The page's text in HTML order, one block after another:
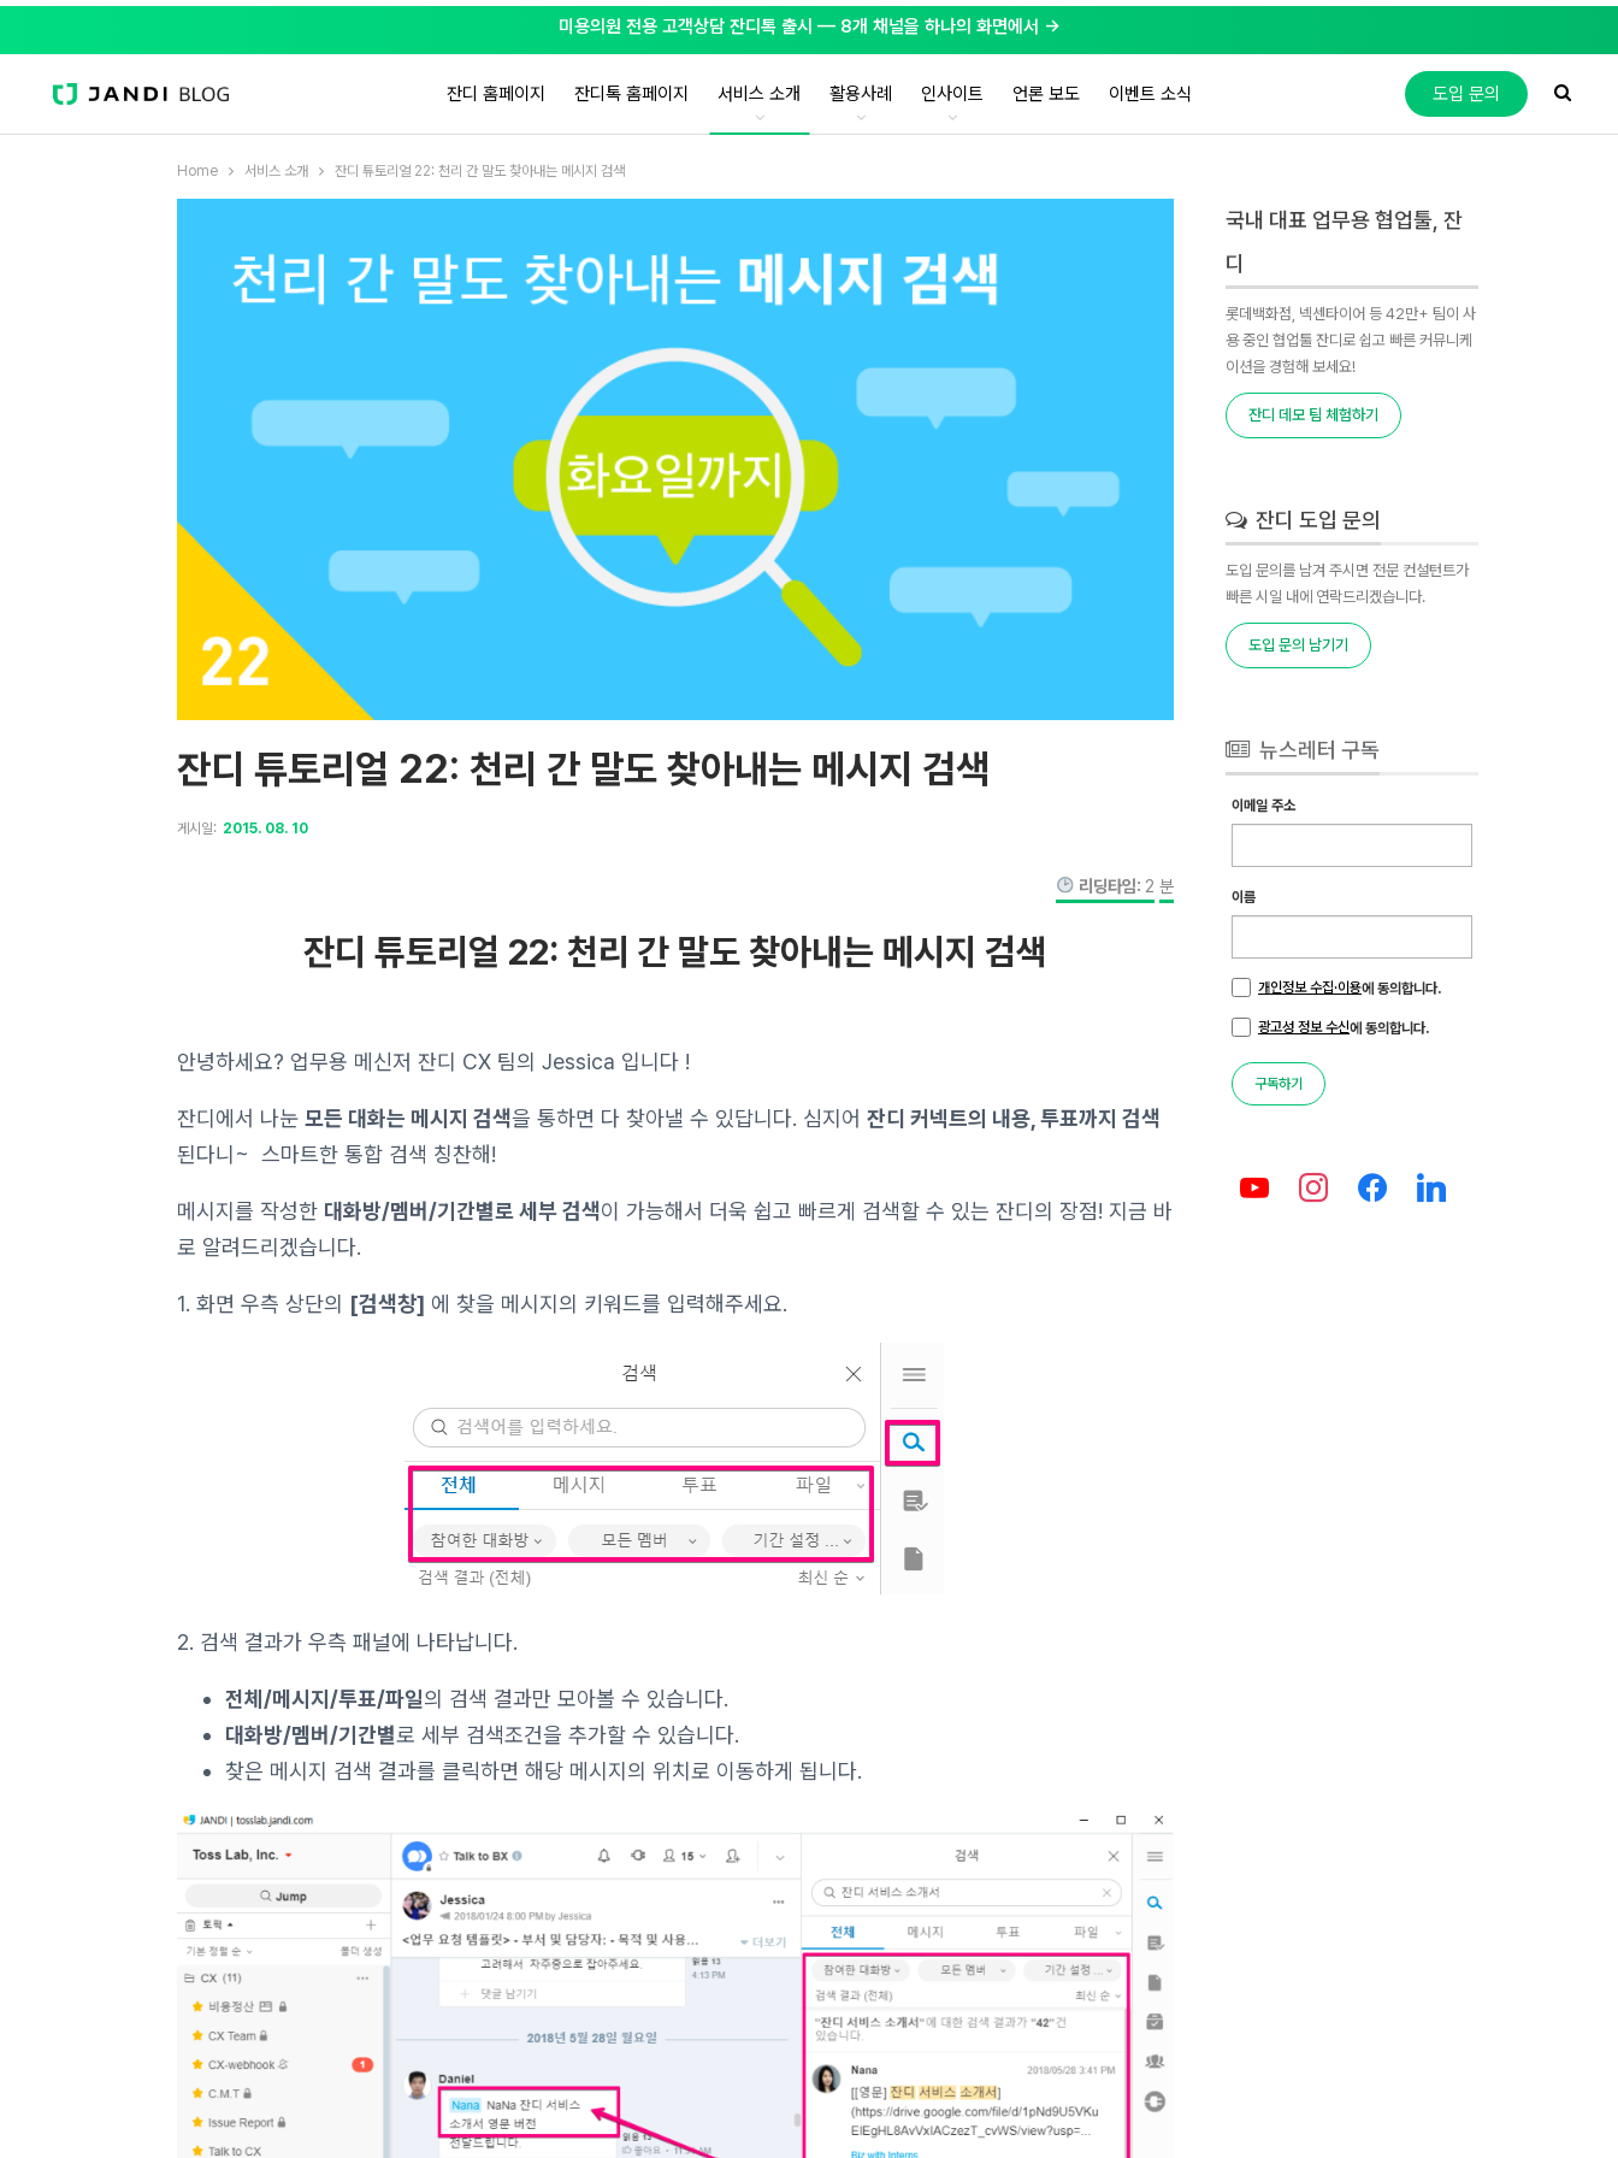
미용의원 전용 고객상담 잔디톡 출시 — 8개 채널을 하나의 화면에서 →
도입 문의
잔디 홈페이지 잔디톡 홈페이지 서비스 소개 활용사례 인사이트 언론 보도 이벤트 소식
Home 서비스 소개 잔디 튜토리얼 22: 천리 간 말도 찾아내는 메시지 검색
잔디 튜토리얼 22: 천리 간 말도 찾아내는 메시지 검색
게시일: 2015. 08. 10
리딩타임: 2 분
잔디 튜토리얼 22: 천리 간 말도 찾아내는 메시지 검색
안녕하세요? 업무용 메신저 잔디 CX 팀의 Jessica 입니다 !
잔디에서 나눈 모든 대화는 메시지 검색을 통하면 다 찾아낼 수 있답니다. 심지어 잔디 커넥트의 내용, 투표까지 검색
된다니~ 스마트한 통합 검색 칭찬해!
메시지를 작성한 대화방/멤버/기간별로 세부 검색이 가능해서 더욱 쉽고 빠르게 검색할 수 있는 잔디의 장점! 지금 바
로 알려드리겠습니다.
1. 화면 우측 상단의 [검색창] 에 찾을 메시지의 키워드를 입력해주세요.
2. 검색 결과가 우측 패널에 나타납니다.
전체/메시지/투표/파일의 검색 결과만 모아볼 수 있습니다.
대화방/멤버/기간별로 세부 검색조건을 추가할 수 있습니다.
찾은 메시지 검색 결과를 클릭하면 해당 메시지의 위치로 이동하게 됩니다.
국내 대표 업무용 협업툴, 잔
디
롯데백화점, 넥센타이어 등 42만+ 팀이 사
용 중인 협업툴 잔디로 쉽고 빠른 커뮤니케
이션을 경험해 보세요!
잔디 데모 팀 체험하기
잔디 도입 문의
도입 문의를 남겨 주시면 전문 컨설턴트가
빠른 시일 내에 연락드리겠습니다.
도입 문의 남기기
뉴스레터 구독
이메일 주소
이름
개인정보 수집·이용에 동의합니다.
광고성 정보 수신에 동의합니다.
구독하기